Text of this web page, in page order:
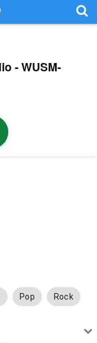
- WUSM-
Pop Rock